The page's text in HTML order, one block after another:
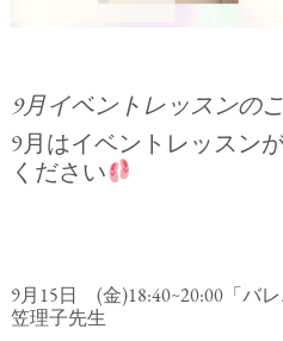
9月イベントレッスンの
9月はイベントレッスン
ください
9月15日 (金)18:40∼20:00「バ
笠理子先生